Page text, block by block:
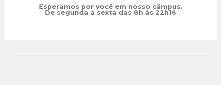
Esperamos por você em nosso câmpus.
De segunda a sexta das 8h às 22h16